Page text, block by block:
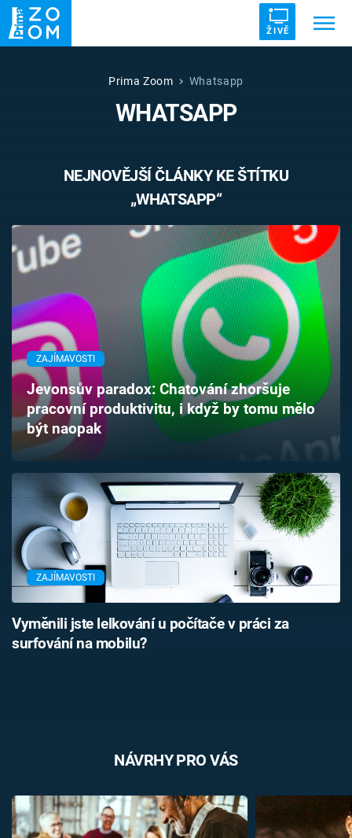
ŽIVĚ
DRUHÁ SVĚTOVÁ VÁLKA
VETŘELCI DÁVNOVĚKU
Témata
Pořady
TV Program
Časopis
Sledujte prima+
Přihlášení
Sledujte nás
Prima Zoom Whatsapp
WHATSAPP
NEJNOVĚJŠÍ ČLÁNKY KE ŠTÍTKU
„WHATSAPP“
ZAJÍMAVOSTI
Jevonsův paradox: Chatování zhoršuje
pracovní produktivitu, i když by tomu mělo
být naopak
ZAJÍMAVOSTI
Vyměnili jste lelkování u počítače v práci za
surfování na mobilu?
NÁVRHY PRO VÁS